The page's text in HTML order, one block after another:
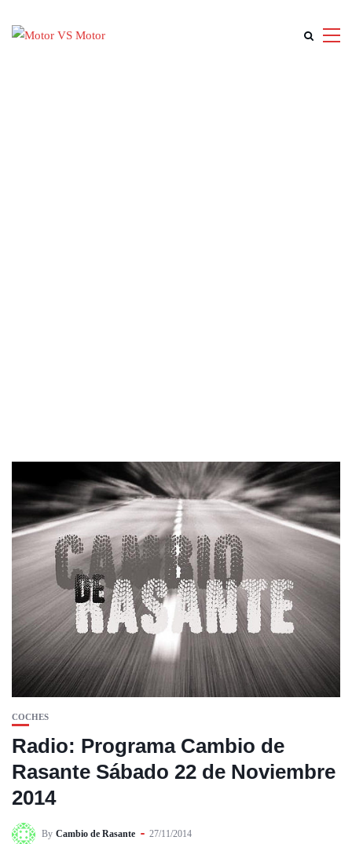
COCHES
Radio: Programa Cambio de
Rasante Sábado 22 de Noviembre
2014
By Cambio de Rasante 27/11/2014